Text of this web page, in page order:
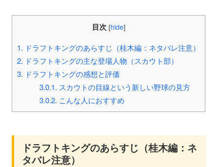
目次 [hide]
1. ドラフトキングのあらすじ（桂木編：ネタバレ注意）
2. ドラフトキングの主な登場人物（スカウト部）
3. ドラフトキングの感想と評価
3.0.1. スカウトの目線という新しい野球の見方
3.0.2. こんな人におすすめ
ドラフトキングのあらすじ（桂木編：ネ
タバレ注意）